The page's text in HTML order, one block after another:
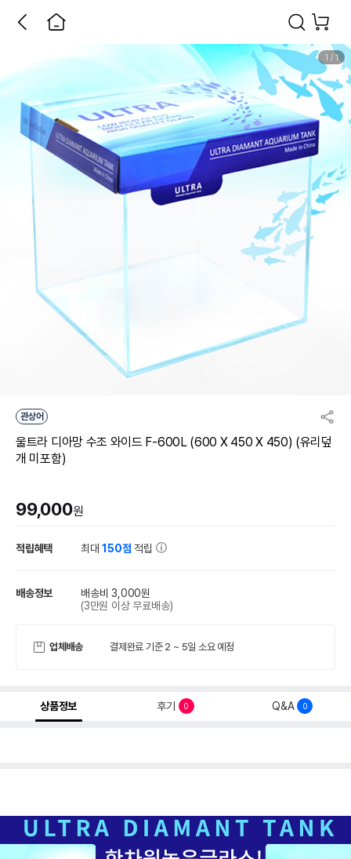
1 / 1
관상어
울트라 디아망 수조 와이드 F-600L (600 X 450 X 450) (유리덮
개 미포함)
99,000원
적립혜택 최대150점 적립
배송정보
배송비 3,000원
(3만원 이상 무료배송)
업체배송 결제완료 기준 2 ~ 5일 소요 예정
상품정보 후기 0 Q&A 0